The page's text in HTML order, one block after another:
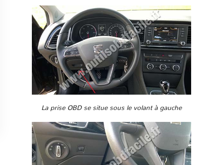
La prise OBD se situe sous le volant à gauche